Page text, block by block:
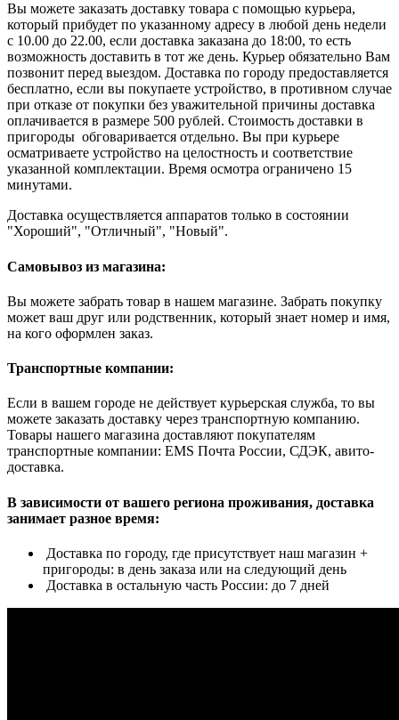
Вы можете заказать доставку товара с помощью курьера,
который прибудет по указанному адресу в любой день недели
с 10.00 до 22.00, если доставка заказана до 18:00, то есть
возможность доставить в тот же день. Курьер обязательно Вам
позвонит перед выездом. Доставка по городу предоставляется
бесплатно, если вы покупаете устройство, в противном случае
при отказе от покупки без уважительной причины доставка
оплачивается в размере 500 рублей. Стоимость доставки в
пригороды обговаривается отдельно. Вы при курьере
осматриваете устройство на целостность и соответствие
указанной комплектации. Время осмотра ограничено 15
минутами.
Доставка осуществляется аппаратов только в состоянии
"Хороший", "Отличный", "Новый".
Самовывоз из магазина:
Вы можете забрать товар в нашем магазине. Забрать покупку
может ваш друг или родственник, который знает номер и имя,
на кого оформлен заказ.
Транспортные компании:
Если в вашем городе не действует курьерская служба, то вы
можете заказать доставку через транспортную компанию.
Товары нашего магазина доставляют покупателям
транспортные компании: EMS Почта России, СДЭК, авито-
доставка.
В зависимости от вашего региона проживания, доставка
занимает разное время:
Доставка по городу, где присутствует наш магазин +
пригороды: в день заказа или на следующий день
Доставка в остальную часть России: до 7 дней